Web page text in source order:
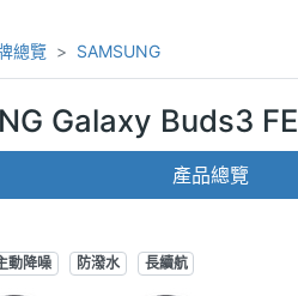
總覽 SAMSUNG
Galaxy Buds3 FE
產品總覽
動降噪 防潑水 長續航